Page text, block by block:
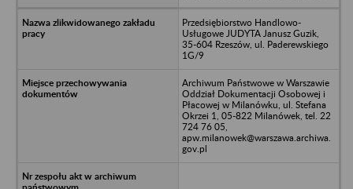
Przedsiębiorstwo Handlowo-
Usługowe JUDYTA Janusz Guzik,
35-604 Rzeszów, ul. Paderewskiego
1G/9
Archiwum Państwowe w Warszawie
Oddział Dokumentacji Osobowej i
Płacowej w Milanówku, ul. Stefana
Okrzei 1, 05-822 Milanówek, tel. 22
724 76 05,
apw.milanowek@warszawa.archiwa.
gov.pl